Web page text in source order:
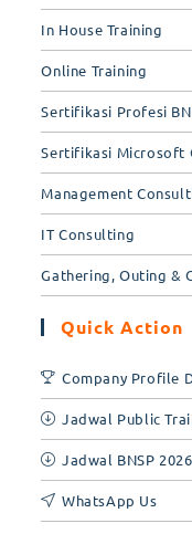
In House Training
Online Training
Sertifikasi Profesi
Sertifikasi Microsoft
Management
IT Consulting
Gathering, Outing &
Quick Action
Company Profile
Jadwal Public
Jadwal BNSP
WhatsApp Us